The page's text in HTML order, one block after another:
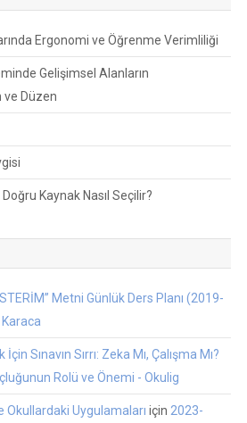
Ergonomi ve Öğrenme Verimliliği
Gelişimsel Alanların
ve Düzen
Kaynak Nasıl Seçilir?
Metni Günlük Ders Planı (2019-
Karaca
İçin Sınavın Sırrı: Zeka Mı, Çalışma Mı?
Rolü ve Önemi - Okulig
Okullardaki Uygulamaları için 2023-